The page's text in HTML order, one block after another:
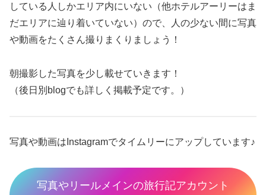
している人しかエリア内にいない（他ホテルアーリーはま
だエリアに辿り着いていない）ので、人の少ない間に写真
や動画をたくさん撮りまくりましょう！
朝撮影した写真を少し載せていきます！
（後日別blogでも詳しく掲載予定です。）
写真や動画はInstagramでタイムリーにアップしています♪
写真やリールメインの旅行記アカウント